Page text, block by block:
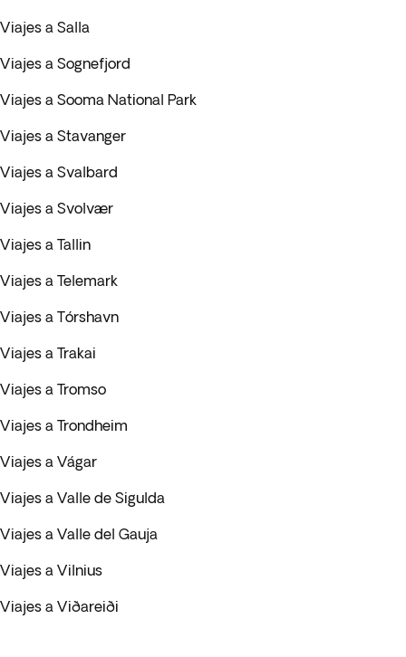
Viajes a Salla
Viajes a Sognefjord
Viajes a Sooma National Park
Viajes a Stavanger
Viajes a Svalbard
Viajes a Svolvær
Viajes a Tallin
Viajes a Telemark
Viajes a Tórshavn
Viajes a Trakai
Viajes a Tromso
Viajes a Trondheim
Viajes a Vágar
Viajes a Valle de Sigulda
Viajes a Valle del Gauja
Viajes a Vilnius
Viajes a Viðareiði